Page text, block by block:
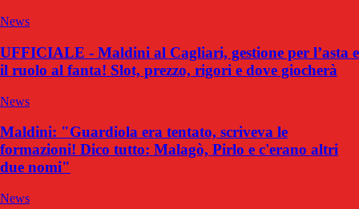
News
UFFICIALE - Maldini al Cagliari, gestione per l’asta e
il ruolo al fanta! Slot, prezzo, rigori e dove giocherà
News
Maldini: "Guardiola era tentato, scriveva le
formazioni! Dico tutto: Malagò, Pirlo e c'erano altri
due nomi"
News